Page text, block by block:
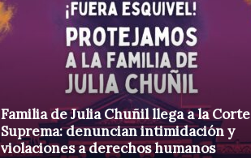
Familia de Julia Chuñil llega a la Corte
Suprema: denuncian intimidación y
violaciones a derechos humanos